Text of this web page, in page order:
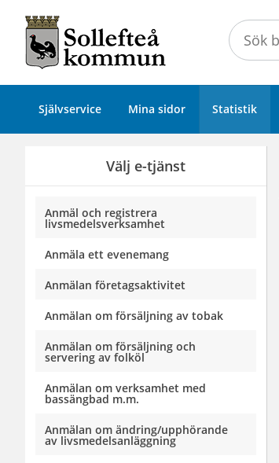
Självservice
kommun
Självservice Mina sidor Statistik
Välj e-tjänst
Anmäl och registrera
livsmedelsverksamhet
Anmäla ett evenemang
Anmälan företagsaktivitet
Anmälan om försäljning av tobak
Anmälan om försäljning och
servering av folköl
Anmälan om verksamhet med
bassängbad m.m.
Anmälan om ändring/upphörande
av livsmedelsanläggning